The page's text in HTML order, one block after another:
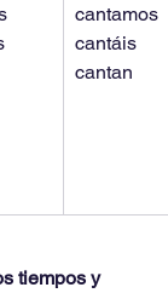
cantamos
cantáis
cantan
tiempos y